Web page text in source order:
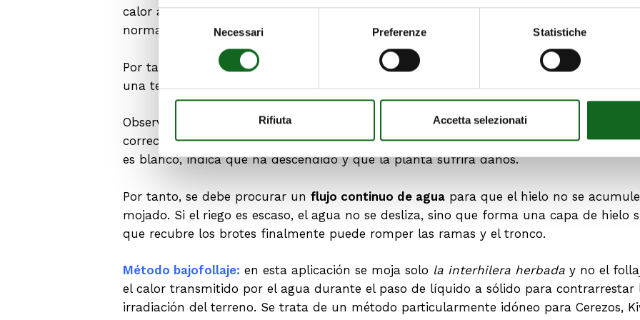
Selezione
del
Necessari Preferenze Statistiche
Rifiuta Accetta selezionati
calor al ambiente, subiendo la temperatura del aire, y al estar a cero grados preserva
normalmente tienen un punto de congelación por debajo de cero).
Por tanto, se debenregar constantemente las plantas
, para mantener el hielo
una temperatura de cero grados. De esta manera se evita que la nueva formación de
Observando el hielo sobre las plantas por la mañana se comprende fácilmente si el
correctamente.Si el hielo es transparente, su temperatura no ha descendido nunca
es blanco, indica que ha descendido y que la planta sufrirá daños.
Por tanto, se debe procurar un flujo continuo de agua para que el hielo no se
mojado. Si el riego es escaso, el agua no se desliza, sino que forma una capa de hielo
que recubre los brotes finalmente puede romper las ramas y el tronco.
Método bajofollaje: en esta aplicación se moja solo la interhilera herbada y no el
el calor transmitido por el agua durante el paso de líquido a sólido para
irradiación del terreno. Se trata de un método particularmente idóneo para Cerezos,